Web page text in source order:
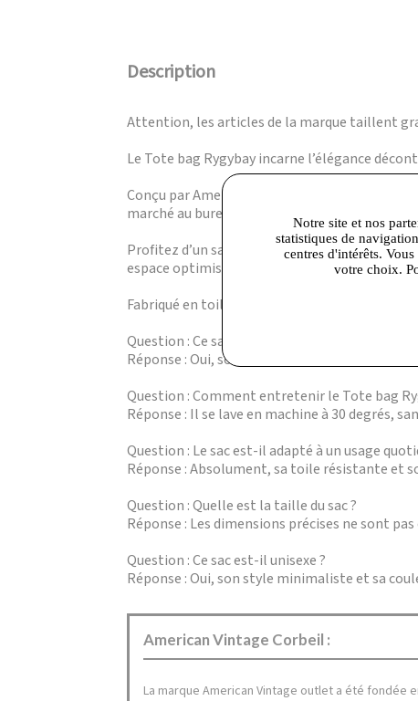
Description
Attention, les articles de la marque taillent
Le Tote bag Rygybay incarne l’élégance
Conçu par American Vintage, ce sac se
marché au bureau, avec une touche de
Profitez d’un sac facile à porter, qui résiste à
espace optimisé pour organiser vos affaires
Fabriqué en toile de qualité, ce sac se lave à
Question : Ce sac convient-il pour transporter
Réponse : Oui, son volume spacieux permet
Question : Comment entretenir le Tote bag
Réponse : Il se lave en machine à 30 degrés,
Question : Le sac est-il adapté à un usage
Réponse : Absolument, sa toile résistante et
Question : Quelle est la taille du sac ?
Réponse : Les dimensions précises ne sont
Question : Ce sac est-il unisexe ?
Réponse : Oui, son style minimaliste et sa
American Vintage Corbeil :
La marque American Vintage outlet a été fondée
Notre site et nos
statistiques de
centres d'intérêts.
votre choix.